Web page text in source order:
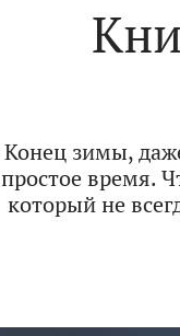
Конец зимы,
простое время.
который не